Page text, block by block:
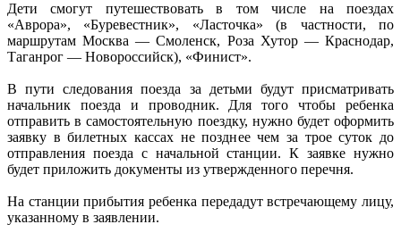
Дети смогут путешествовать в том числе на поездах
«Аврора», «Буревестник», «Ласточка» (в частности, по
маршрутам Москва — Смоленск, Роза Хутор — Краснодар,
Таганрог — Новороссийск), «Финист».
В пути следования поезда за детьми будут присматривать
начальник поезда и проводник. Для того чтобы ребенка
отправить в самостоятельную поездку, нужно будет оформить
заявку в билетных кассах не позднее чем за трое суток до
отправления поезда с начальной станции. К заявке нужно
будет приложить документы из утвержденного перечня.
На станции прибытия ребенка передадут встречающему лицу,
указанному в заявлении.